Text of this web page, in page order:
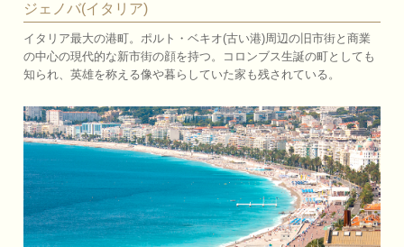
ジェノバ(イタリア)
イタリア最大の港町。ポルト・ベキオ(古い港)周辺の旧市街と商業
の中心の現代的な新市街の顔を持つ。コロンブス生誕の町としても
知られ、英雄を称える像や暮らしていた家も残されている。